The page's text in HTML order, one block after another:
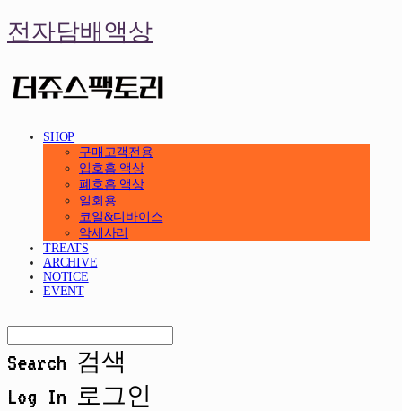
전자담배액상
SHOP
구매고객전용
입호흡 액상
폐호흡 액상
일회용
코일&디바이스
악세사리
TREATS
ARCHIVE
NOTICE
EVENT
Search 검색
Log In 로그인